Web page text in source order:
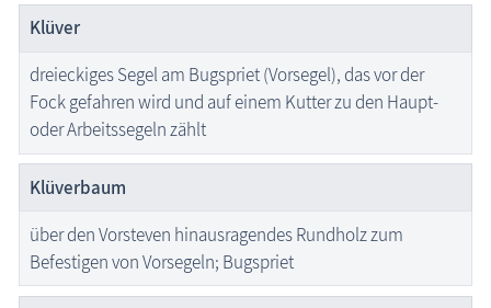
Klüver
dreieckiges Segel am Bugspriet (Vorsegel), das vor der
Fock gefahren wird und auf einem Kutter zu den Haupt-
oder Arbeitssegeln zählt
Klüverbaum
über den Vorsteven hinausragendes Rundholz zum
Befestigen von Vorsegeln; Bugspriet